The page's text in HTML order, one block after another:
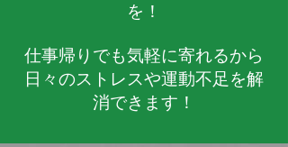
を！
仕事帰りでも気軽に寄れるから
日々のストレスや運動不足を解
消できます！